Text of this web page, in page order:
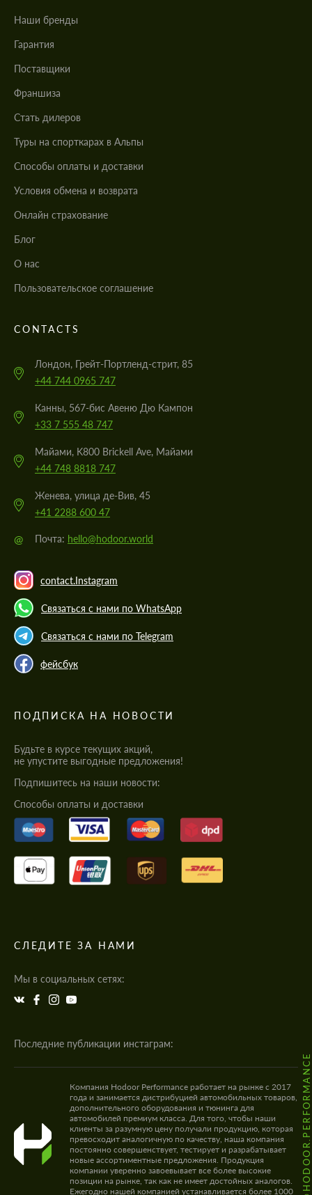
Наши бренды
Гарантия
Поставщики
Франшиза
Стать дилеров
Туры на спорткарах в Альпы
Cпособы оплаты и доставки
Условия обмена и возврата
Онлайн страхование
Блог
О нас
Пользовательское соглашение
CONTACTS
Лондон, Грейт-Портленд-стрит, 85
+44 744 0965 747
Канны, 567-бис Авеню Дю Кампон
+33 7 555 48 747
Майами, K800 Brickell Ave, Майами
+44 748 8818 747
Женева, улица де-Вив, 45
+41 2288 600 47
@ Почта: hello@hodoor.world
contact.Instagram
Связаться с нами по WhatsApp
Связаться с нами по Telegram
фейсбук
ПОДПИСКА НА НОВОСТИ
Будьте в курсе текущих акций,
не упустите выгодные предложения!
Подпишитесь на наши новости:
Cпособы оплаты и доставки
СЛЕДИТЕ ЗА НАМИ
Мы в социальных сетях:
Последние публикации инстаграм:
@HODOOR.PERFORMANCE
Компания Hodoor Performance работает на рынке с 2017
года и занимается дистрибуцией автомобильных товаров,
дополнительного оборудования и тюнинга для
автомобилей премиум класса. Для того, чтобы наши
клиенты за разумную цену получали продукцию, которая
превосходит аналогичную по качеству, наша компания
постоянно совершенствует, тестирует и разрабатывает
новые ассортиментные предложения. Продукция
компании уверенно завоевывает все более высокие
позиции на рынке, так как не имеет достойных аналогов.
Ежегодно нашей компанией устанавливается более 1000